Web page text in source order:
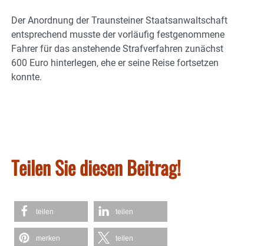
Der Anordnung der Traunsteiner Staatsanwaltschaft
entsprechend musste der vorläufig festgenommene
Fahrer für das anstehende Strafverfahren zunächst
600 Euro hinterlegen, ehe er seine Reise fortsetzen
konnte.
Teilen Sie diesen Beitrag!
teilen teilen
merken teilen